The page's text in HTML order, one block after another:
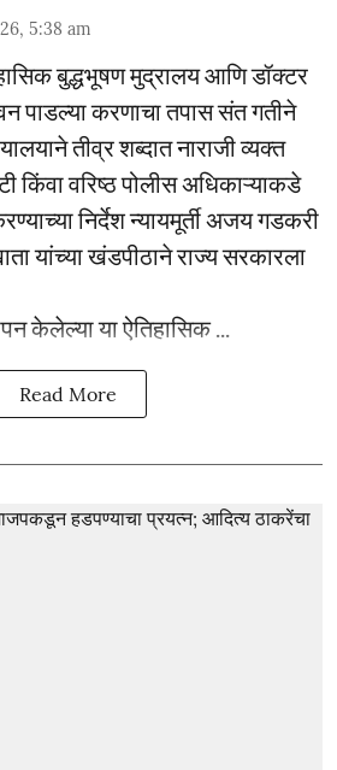
5:38 am
बुद्धभूषण मुद्रालय आणि डॉक्टर
पाडल्या करणाचा तपास संत गतीने
तीव्र शब्दात नाराजी व्यक्त
किंवा वरिष्ठ पोलीस अधिकाऱ्याकडे
निर्देश न्यायमूर्ती अजय गडकरी
यांच्या खंडपीठाने राज्य सरकारला
केलेल्या या ऐतिहासिक ...
Read More